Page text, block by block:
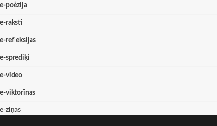
e-poēzija
e-raksti
e-refleksijas
e-sprediķi
e-video
e-viktorīnas
e-ziņas